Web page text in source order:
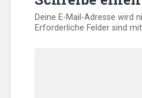
Deine E-Mail-Adresse wird
Erforderliche Felder sind